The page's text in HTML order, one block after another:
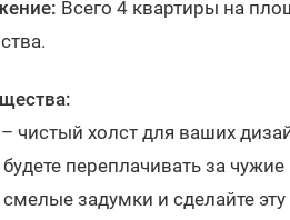
Всего 4 квартиры на
чистый холст для ваших
переплачивать за
задумки и сделайте